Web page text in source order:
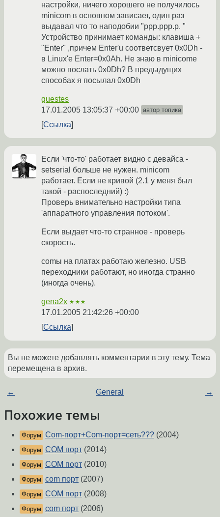
настройки, ничего хорошего не получилось
minicom в основном зависает, один раз
выдавал что то наподобии "ppp.ppp.p. "
Устройство принимает команды: клавиша +
"Enter" ,причем Enter'u соответсвует 0x0Dh -
в Linux'e Enter=0x0Ah. Не знаю в minicome
можно послать 0x0Dh? В предыдущих
способах я посылал 0x0Dh
guestes
17.01.2005 13:05:37 +00:00 автор топика
Ссылка
Если 'что-то' работает видно с девайса -
setserial больше не нужен. minicom
работает. Если не кривой (2.1 у меня был
такой - распоследний) :)
Проверь внимательно настройки типа
'аппаратного управления потоком'.
Если выдает что-то странное - проверь
скорость.
comы на платах работаю железно. USB
переходники работают, но иногда странно
(иногда очень).
gena2x ★★★
17.01.2005 21:42:26 +00:00
Ссылка
Вы не можете добавлять комментарии в эту тему. Тема
перемещена в архив.
← General →
Похожие темы
Форум Com-порт+Com-порт=сеть??? (2004)
Форум COM порт (2014)
Форум COM порт (2010)
Форум com порт (2007)
Форум COM порт (2008)
Форум com порт (2006)